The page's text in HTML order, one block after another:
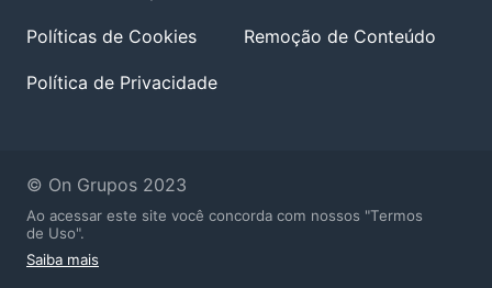
Políticas de Cookies
Política de Privacidade
Remoção de Conteúdo
© On Grupos 2023
Ao acessar este site você concorda com nossos "Termos
de Uso".
Saiba mais